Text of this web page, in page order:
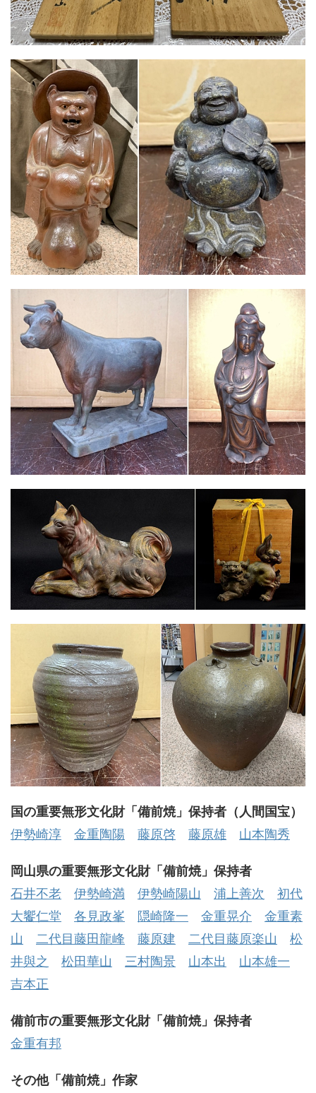
国の重要無形文化財「備前焼」保持者（人間国宝）
伊勢崎淳
金重陶陽 藤原啓 藤原雄 山本陶秀
岡山県の重要無形文化財「備前焼」保持者
石井不老
伊勢崎満 伊勢崎陽山 浦上善次
初代
大饗仁堂
各見政峯 隠崎隆一 金重晃介
金重素
山
二代目藤田龍峰 藤原建 二代目藤原楽山
松
井與之
松田華山 三村陶景 山本出
山本雄一
吉本正
備前市の重要無形文化財「備前焼」保持者
金重有邦
その他「備前焼」作家